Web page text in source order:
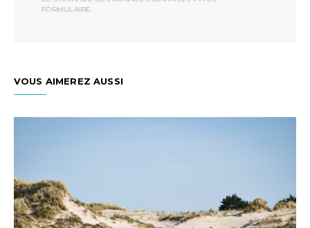
FORMULAIRE.
VOUS AIMEREZ AUSSI